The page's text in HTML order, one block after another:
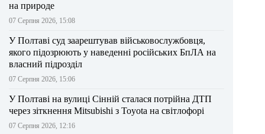
на природе
07 Серпня 2026, 15:08
У Полтаві суд заарештував військовослужбовця,
якого підозрюють у наведенні російських БпЛА на
власний підрозділ
07 Серпня 2026, 15:06
У Полтаві на вулиці Сінній сталася потрійна ДТП
через зіткнення Mitsubishi з Toyota на світлофорі
07 Серпня 2026, 12:16